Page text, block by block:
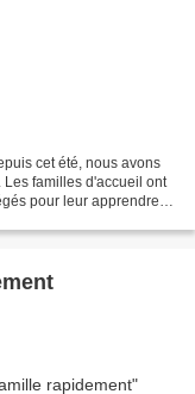
cet été, nous avons
familles d'accueil ont
pour leur apprendre la